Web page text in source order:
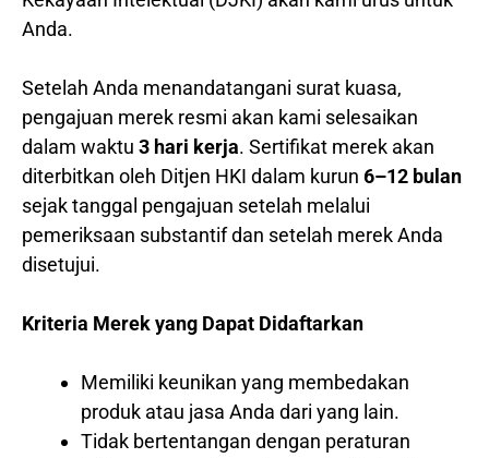
Anda.
Setelah Anda menandatangani surat kuasa,
pengajuan merek resmi akan kami selesaikan
dalam waktu 3 hari kerja. Sertifikat merek akan
diterbitkan oleh Ditjen HKI dalam kurun 6–12 bulan
sejak tanggal pengajuan setelah melalui
pemeriksaan substantif dan setelah merek Anda
disetujui.
Kriteria Merek yang Dapat Didaftarkan
Memiliki keunikan yang membedakan
produk atau jasa Anda dari yang lain.
Tidak bertentangan dengan peraturan